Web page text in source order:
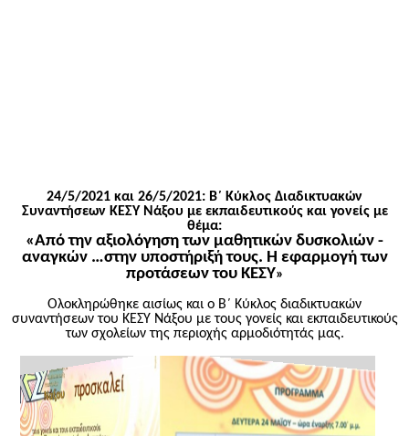
24/5/2021 και 26/5/2021: Β΄ Κύκλος Διαδικτυακών
Συναντήσεων ΚΕΣΥ Νάξου με εκπαιδευτικούς και γονείς με
θέμα:
«Από την αξιολόγηση των μαθητικών δυσκολιών -
αναγκών …στην υποστήριξή τους. Η εφαρμογή των
προτάσεων του ΚΕΣΥ»
Ολοκληρώθηκε αισίως και ο Β΄ Κύκλος διαδικτυακών
συναντήσεων του ΚΕΣΥ Νάξου με τους γονείς και εκπαιδευτικούς
των σχολείων της περιοχής αρμοδιότητάς μας.